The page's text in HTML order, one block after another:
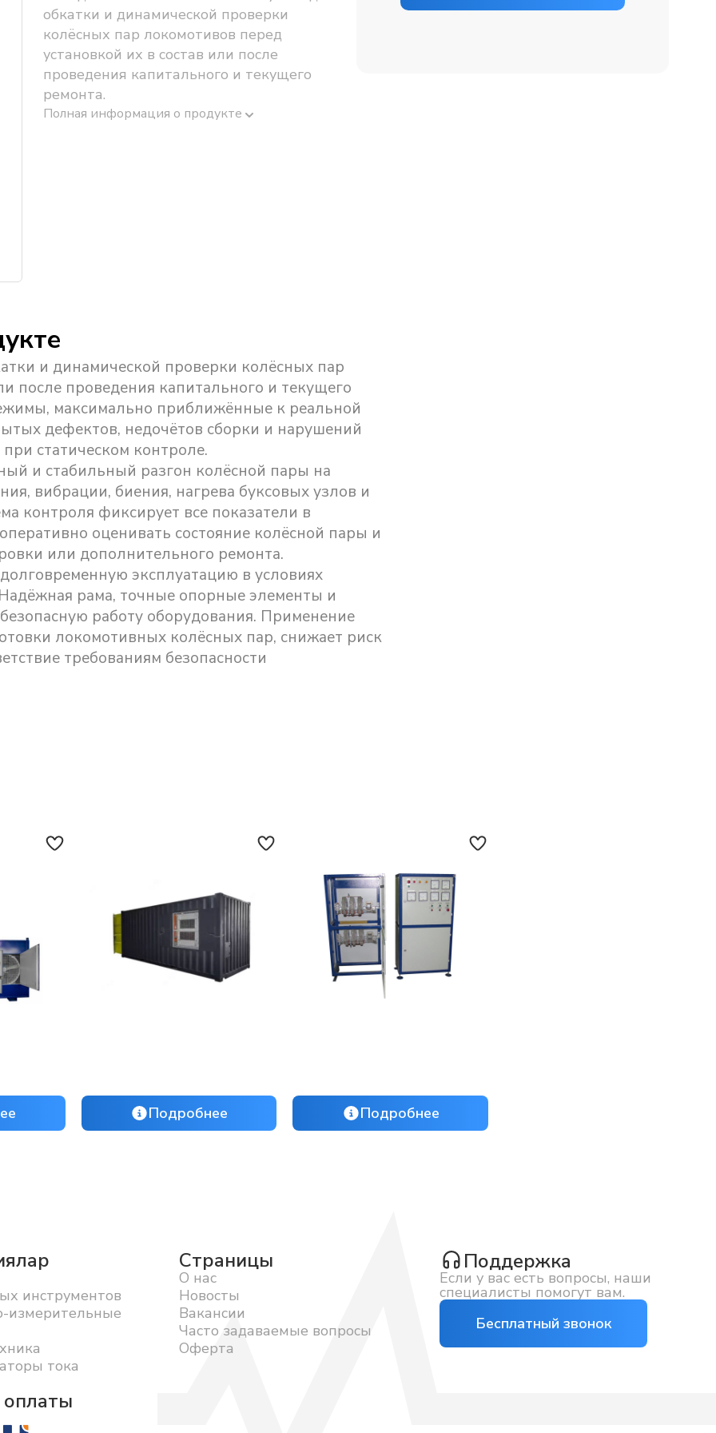
обкатки и динамической проверки
колёсных пар локомотивов перед
установкой их в состав или после
проведения капитального и текущего
ремонта.
Полная информация о продукте
и динамической проверки колёсных пар
после проведения капитального и текущего
максимально приближённые к реальной
дефектов, недочётов сборки и нарушений
статическом контроле.
и стабильный разгон колёсной пары на
вибрации, биения, нагрева буксовых узлов и
контроля фиксирует все показатели в
оценивать состояние колёсной пары и
или дополнительного ремонта.
эксплуатацию в условиях
рама, точные опорные элементы и
работу оборудования. Применение
локомотивных колёсных пар, снижает риск
требованиям безопасности
Подробнее Подробнее
инструментов
измерительные
тока
Страницы
О нас
Новосты
Вакансии
Часто задаваемые вопросы
Оферта
Поддержка
Если у вас есть вопросы, наши
специалисты помогут вам.
Бесплатный звонок